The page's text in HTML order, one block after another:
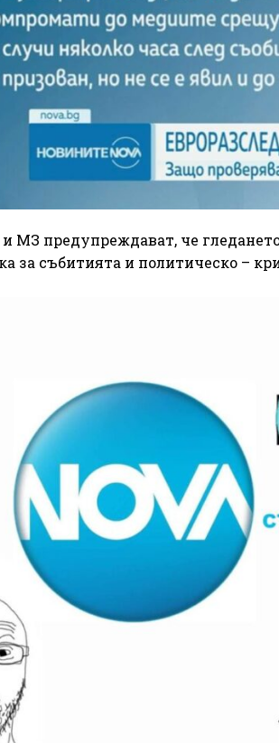
и МЗ предупреждават, че
за събитията и политическо –